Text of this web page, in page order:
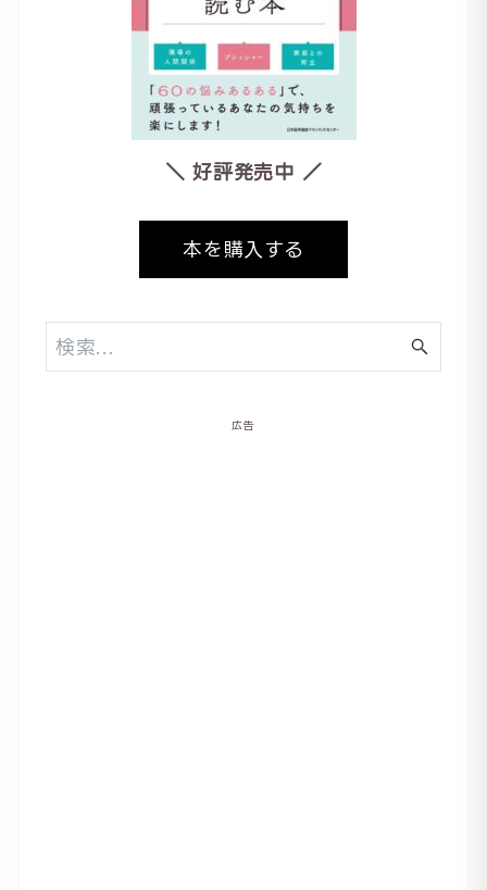
＼ 好評発売中 ／
本を購入する
広告